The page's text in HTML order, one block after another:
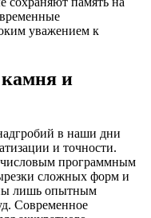
уважением к
камня и
в наши дни
и точности.
числовым программным
сложных форм и
лишь опытным
Современное